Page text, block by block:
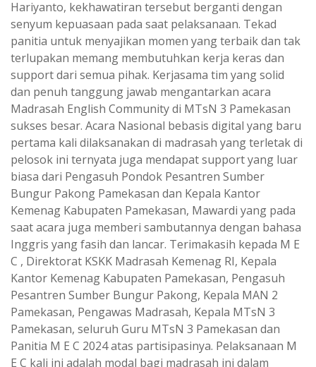
Hariyanto, kekhawatiran tersebut berganti dengan
senyum kepuasaan pada saat pelaksanaan. Tekad
panitia untuk menyajikan momen yang terbaik dan tak
terlupakan memang membutuhkan kerja keras dan
support dari semua pihak. Kerjasama tim yang solid
dan penuh tanggung jawab mengantarkan acara
Madrasah English Community di MTsN 3 Pamekasan
sukses besar. Acara Nasional bebasis digital yang baru
pertama kali dilaksanakan di madrasah yang terletak di
pelosok ini ternyata juga mendapat support yang luar
biasa dari Pengasuh Pondok Pesantren Sumber
Bungur Pakong Pamekasan dan Kepala Kantor
Kemenag Kabupaten Pamekasan, Mawardi yang pada
saat acara juga memberi sambutannya dengan bahasa
Inggris yang fasih dan lancar. Terimakasih kepada M E
C , Direktorat KSKK Madrasah Kemenag RI, Kepala
Kantor Kemenag Kabupaten Pamekasan, Pengasuh
Pesantren Sumber Bungur Pakong, Kepala MAN 2
Pamekasan, Pengawas Madrasah, Kepala MTsN 3
Pamekasan, seluruh Guru MTsN 3 Pamekasan dan
Panitia M E C 2024 atas partisipasinya. Pelaksanaan M
E C kali ini adalah modal bagi madrasah ini dalam